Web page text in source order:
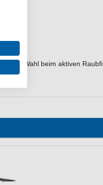
gute Wahl beim aktiven